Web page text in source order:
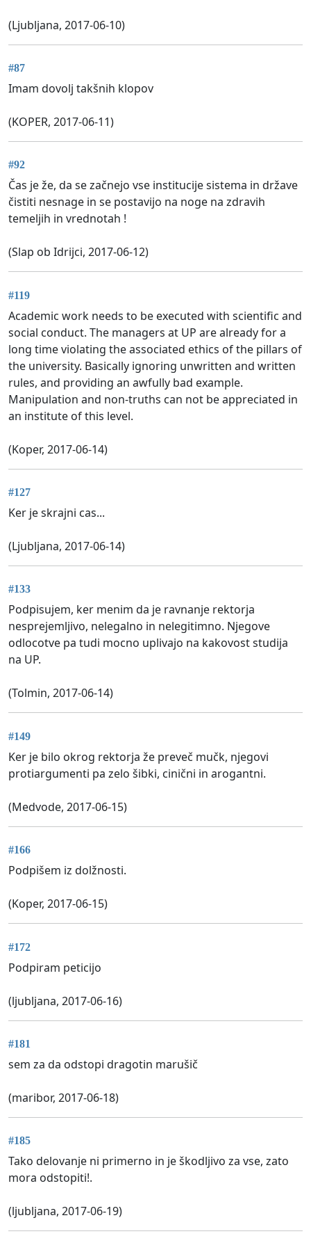
(Ljubljana, 2017-06-10)
#87
Imam dovolj takšnih klopov
(KOPER, 2017-06-11)
#92
Čas je že, da se začnejo vse institucije sistema in države
čistiti nesnage in se postavijo na noge na zdravih
temeljih in vrednotah !
(Slap ob Idrijci, 2017-06-12)
#119
Academic work needs to be executed with scientific and
social conduct. The managers at UP are already for a
long time violating the associated ethics of the pillars of
the university. Basically ignoring unwritten and written
rules, and providing an awfully bad example.
Manipulation and non-truths can not be appreciated in
an institute of this level.
(Koper, 2017-06-14)
#127
Ker je skrajni cas...
(Ljubljana, 2017-06-14)
#133
Podpisujem, ker menim da je ravnanje rektorja
nesprejemljivo, nelegalno in nelegitimno. Njegove
odlocotve pa tudi mocno uplivajo na kakovost studija
na UP.
(Tolmin, 2017-06-14)
#149
Ker je bilo okrog rektorja že preveč mučk, njegovi
protiargumenti pa zelo šibki, cinični in arogantni.
(Medvode, 2017-06-15)
#166
Podpišem iz dolžnosti.
(Koper, 2017-06-15)
#172
Podpiram peticijo
(ljubljana, 2017-06-16)
#181
sem za da odstopi dragotin marušič
(maribor, 2017-06-18)
#185
Tako delovanje ni primerno in je škodljivo za vse, zato
mora odstopiti!.
(ljubljana, 2017-06-19)